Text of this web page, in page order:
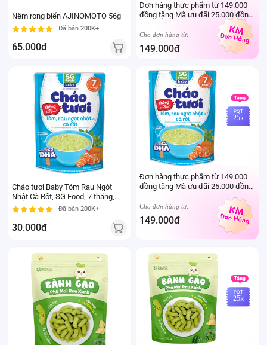
Nêm rong biển AJINOMOTO 56g
Đã bán 200K+
65.000đ
Đơn hàng thực phẩm từ 149.000
đồng tặng Mã ưu đãi 25.000 đồng
mua sản phẩm Thực phẩm Ivenet
bất kỳ (Trừ sản phẩm sữa thay thể
sữa mẹ cho trẻ dưới 24 tháng tuổi)
Cho đơn hàng từ:
149.000đ
Cháo tươi Baby Tôm Rau Ngót
Nhật Cà Rốt, SG Food, 7 tháng,
240g
Đã bán 200K+
30.000đ
PQT
25k
Đơn hàng thực phẩm từ 149.000
đồng tặng Mã ưu đãi 25.000 đồng
mua sản phẩm Thực phẩm Ivenet
bất kỳ (Trừ sản phẩm sữa thay thể
sữa mẹ cho trẻ dưới 24 tháng tuổi)
Cho đơn hàng từ:
149.000đ
PQT
25k